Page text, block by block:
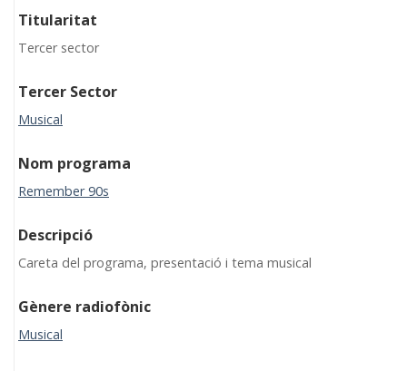
Titularitat
Tercer sector
Tercer Sector
Musical
Nom programa
Remember 90s
Descripció
Careta del programa, presentació i tema musical
Gènere radiofònic
Musical